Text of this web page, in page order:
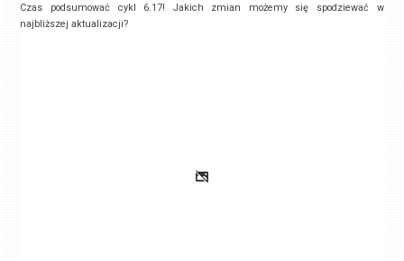
Czas podsumować cykl 6.17! Jakich zmian możemy się spodziewać w
najbliższej aktualizacji?